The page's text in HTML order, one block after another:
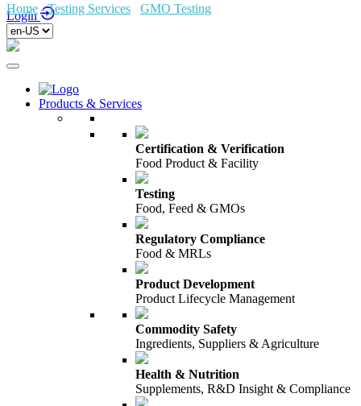
Login
Products & Services
Certification & Verification
Food Product & Facility
Testing
Food, Feed & GMOs
Regulatory Compliance
Food & MRLs
Product Development
Product Lifecycle Management
Commodity Safety
Ingredients, Suppliers & Agriculture
Health & Nutrition
Supplements, R&D Insight & Compliance
Home /Testing Services GMO Testing